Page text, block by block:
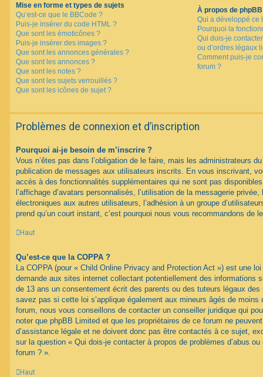
Mise en forme et types de sujets
Qu’est-ce que le BBCode ?
Puis-je insérer du code HTML ?
Que sont les émoticônes ?
Puis-je insérer des images ?
Que sont les annonces générales ?
Que sont les annonces ?
Que sont les notes ?
Que sont les sujets verrouillés ?
Que sont les icônes de sujet ?
À propos de phpBB
Qui a développé ce
Pourquoi la
Qui dois-je
ou d’ordres légaux
Comment puis-je
forum ?
Problèmes de connexion et d’inscription
Pourquoi ai-je besoin de m’inscrire ?
Vous n’êtes pas dans l’obligation de le faire, mais les administrateurs
publication de messages aux utilisateurs inscrits. En vous inscrivant,
accès à des fonctionnalités supplémentaires qui ne sont pas
l’affichage d’avatars personnalisés, l’utilisation de la messagerie privée,
électroniques aux autres utilisateurs, l’adhésion à un groupe
prend qu’un court instant, c’est pourquoi nous vous recommandons de
Haut
Qu’est-ce que la COPPA ?
La COPPA (pour « Child Online Privacy and Protection Act ») est une
demande aux sites internet collectant potentiellement des informations
de 13 ans un consentement écrit des parents ou des tuteurs légaux
savez pas si cette loi s’applique également aux mineurs âgés de
forum, nous vous conseillons de contacter un conseiller juridique qui
noter que phpBB Limited et que les propriétaires de ce forum ne
d’assistance légale et ne doivent donc pas être contactés à ce sujet,
sur la question « Qui dois-je contacter à propos de problèmes d’abus ou
forum ? ».
Haut